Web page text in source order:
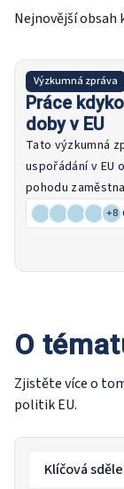
Nejnovější
Výzkumná zpráva
Práce
doby v EU
+8
Tato výzkumná
uspořádání v EU
pohodu
s obdobím před
dovedností,
O
Zjistěte více o
politik EU.
Klíčová